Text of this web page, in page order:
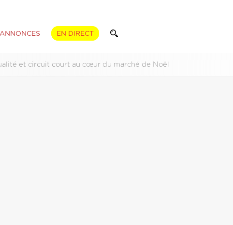
ANNONCES EN DIRECT
et circuit court au cœur du marché de Noël